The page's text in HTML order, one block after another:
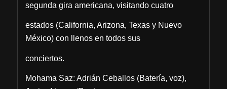
segunda gira americana, visitando cuatro
estados (California, Arizona, Texas y Nuevo
México) con llenos en todos sus
conciertos.
Mohama Saz: Adrián Ceballos (Batería, voz),